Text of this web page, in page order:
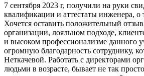
7 сентября 2023 г, получили на руки
квалификации и аттестаты инженера,
Хочется оставить положительный
организации, лояльном подходе,
и высоком профессионализме данного
огромную благодарность сотруднику,
Неткачевой. Работать с директорами
людьми в возрасте, бывает не так